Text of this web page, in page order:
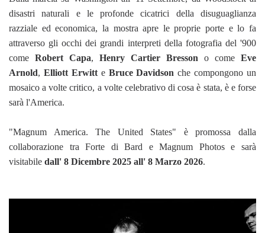
disastri naturali e le profonde cicatrici della disuguaglianza
razziale ed economica, la mostra apre le proprie porte e lo fa
attraverso gli occhi dei grandi interpreti della fotografia del '900
come Robert Capa, Henry Cartier Bresson o come Eve
Arnold, Elliott Erwitte Bruce Davidson che compongono un
mosaico a volte critico, a volte celebrativo di cosa è stata, è e forse
sarà l'America.
"Magnum America. The United States" è promossa dalla
collaborazione tra Forte di Bard e Magnum Photos e sarà
visitabile dall' 8 Dicembre 2025 all' 8 Marzo 2026.